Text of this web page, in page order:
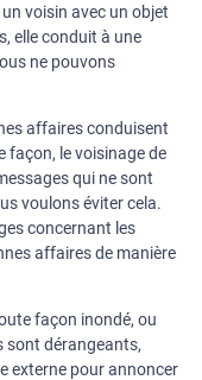
voisin avec un objet
elle conduit à une
ne pouvons
affaires conduisent
façon, le voisinage de
qui ne sont
voulons éviter cela.
concernant les
affaires de manière
façon inondé, ou
sont dérangeants,
externe pour annoncer